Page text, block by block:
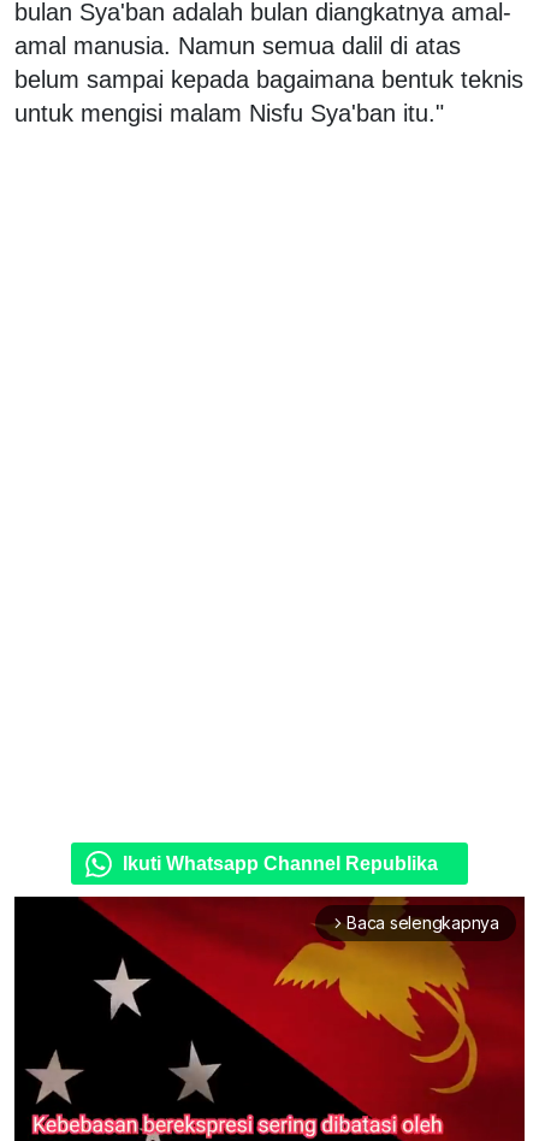
bulan Sya'ban adalah bulan diangkatnya amal-
amal manusia. Namun semua dalil di atas
belum sampai kepada bagaimana bentuk teknis
untuk mengisi malam Nisfu Sya'ban itu."
Ikuti Whatsapp Channel Republika
arrow_forward_ios Baca selengkapnya